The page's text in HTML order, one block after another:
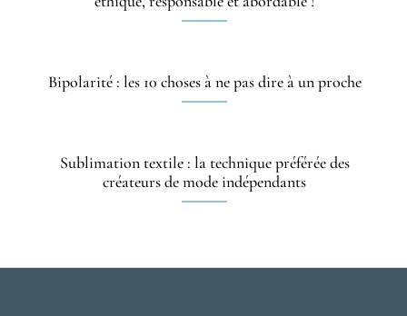
Bipolarité : les 10 choses à ne pas dire à un proche
Sublimation textile : la technique préférée des
créateurs de mode indépendants